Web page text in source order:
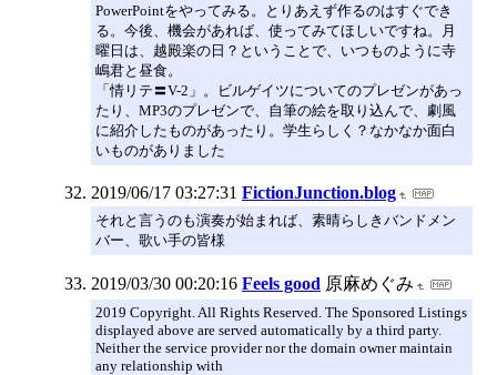
PowerPointをやってみる。とりあえず作るのはすぐでき
る。今後、機会があれば、使ってみてほしいですね。月
曜日は、越殿楽の日？ということで、いつものように寺
嶋君と昼食。
「情リテ〓V-2」。ビルゲイツについてのプレゼンがあっ
たり、MP3のプレゼンで、自筆の絵を取り込んで、劇風
に紹介したものがあったり。学生らしく？なかなか面白
いものがありました
2019/06/17 03:27:31 FictionJunction.blog
それと言うのも演奏が始まれば、素晴らしきバンドメン
バー、歌い手の皆様
2019/03/30 00:20:16 Feels good 原麻めぐみ
2019 Copyright. All Rights Reserved. The Sponsored Listings
displayed above are served automatically by a third party.
Neither the service provider nor the domain owner maintain
any relationship with